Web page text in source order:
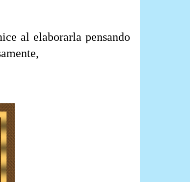
al elaborarla pensando